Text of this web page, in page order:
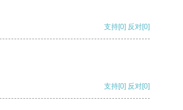
支持[0] 反对[0]
支持[0] 反对[0]